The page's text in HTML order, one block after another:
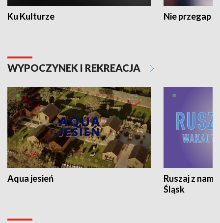
Ku Kulturze Nie przegap
WYPOCZYNEK I REKREACJA
Aqua jesień
Ruszaj z
Śląsk